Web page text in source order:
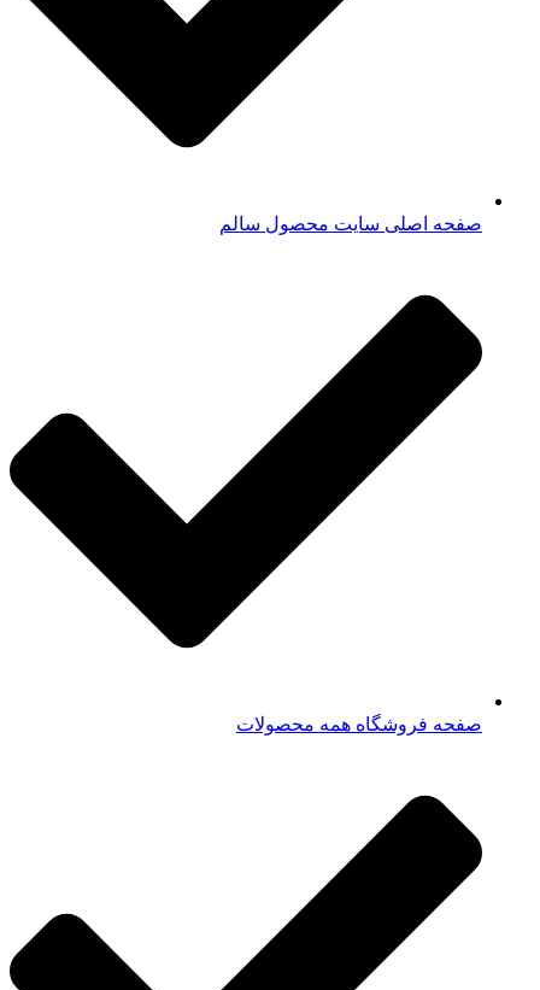
صفحه اصلی سایت محصول سالم
صفحه فروشگاه همه محصولات​